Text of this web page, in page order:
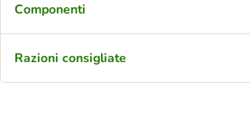
Componenti
Razioni consigliate